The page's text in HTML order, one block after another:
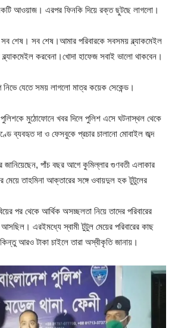
আওয়াজ। এরপর ফিনকি দিয়ে রক্ত ছুটছে লাগলো।
শেষ। সব শেষ।আমার পরিবারকে সবসময় ব্ল্যাকমেইল
করবেনা।খোদা হাফেজ সবাই ভালো থাকবেন।
যেতে সময় লাগলো মাত্র কয়েক সেকেন্ড।
মুঠোফোনে খবর দিলে পুলিশ এসে ঘটনাস্থল থেকে
ব্যবহৃত দা ও ফেসবুকে প্রচার চালানো মোবাইল জব্দ
জানিয়েছেন, পাঁচ বছর আগে কুমিল্লার গুণবতী এলাকার
মেয়ে তাহমিনা আক্তারের সঙ্গে ওবায়দুল হক টুটুলের
পর থেকে আর্থিক অসচ্ছলতা নিয়ে তাদের পরিবারের
এরইমধ্যে স্বামী টুটুল মেয়ের পরিবারের কাছ
আরও টাকা চাইলে তারা অস্বীকৃতি জানায়।